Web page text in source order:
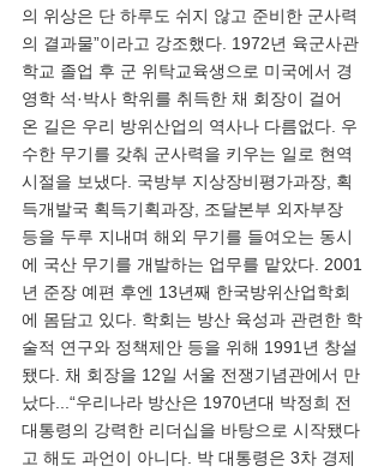
의 위상은 단 하루도 쉬지 않고 준비한 군사력
의 결과물”이라고 강조했다. 1972년 육군사관
학교 졸업 후 군 위탁교육생으로 미국에서 경
영학 석·박사 학위를 취득한 채 회장이 걸어
온 길은 우리 방위산업의 역사나 다름없다. 우
수한 무기를 갖춰 군사력을 키우는 일로 현역
시절을 보냈다. 국방부 지상장비평가과장, 획
득개발국 획득기획과장, 조달본부 외자부장
등을 두루 지내며 해외 무기를 들여오는 동시
에 국산 무기를 개발하는 업무를 맡았다. 2001
년 준장 예편 후엔 13년째 한국방위산업학회
에 몸담고 있다. 학회는 방산 육성과 관련한 학
술적 연구와 정책제안 등을 위해 1991년 창설
됐다. 채 회장을 12일 서울 전쟁기념관에서 만
났다...“우리나라 방산은 1970년대 박정희 전
대통령의 강력한 리더십을 바탕으로 시작됐다
고 해도 과언이 아니다. 박 대통령은 3차 경제